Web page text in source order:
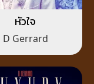
หัวใจ
D Gerrard